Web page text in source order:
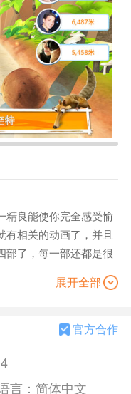
精良能使你完全感受愉
有相关的动画了，并且
部了，每一部还都是很
是很符合需要的，虽然
是该作还是与那个有很
也不会复杂，倒霉的鼠
漂向了远方，只剩下
朋友们和其他动物伙
展开全部
官方合作
言： 简体中文